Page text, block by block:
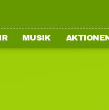
MUSIK